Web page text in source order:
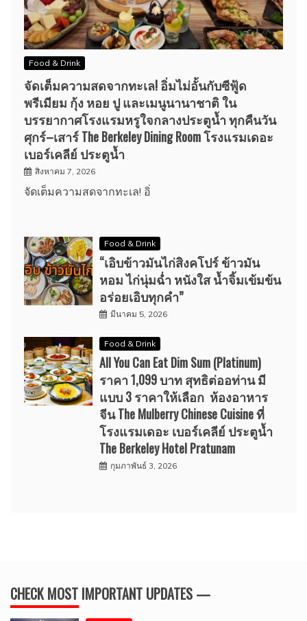
Food & Drink
จัดเต็มความสดจากทะเล! อิ่มไม่อั้นกับซีฟู้ด
พรีเมียม กุ้ง หอย ปู และเมนูนานาชาติ ใน
บรรยากาศโรงแรมหรูใจกลางประตูน้ำ ทุกคืนวัน
ศุกร์–เสาร์ The Berkeley Dining Room โรงแรมเดอะ
เบอร์เคลีย์ ประตูน้ำ
สิงหาคม 7, 2026
จัดเต็มความสดจากทะเล! อิ่
Food & Drink
“เอิบข้าวมันไก่สิงคโปร์ ข้าวมัน
หอม ไก่นุ่มฉ่ำ หนังใส น้ำจิ้มเข้มข้น
อร่อยเอิบทุกคำ”
มีนาคม 5, 2026
Food & Drink
All You Can Eat Dim Sum (Platinum)
ราคา 1,099 บาท สุทธิต่ออท่าน มี
แบบ 3 ราคาให้เลือก ห้องอาหาร
จีน The Mulberry Chinese Cuisine ที่
โรงแรมเดอะ เบอร์เคลีย์ ประตูน้ำ
The Berkeley Hotel Pratunam
กุมภาพันธ์ 3, 2026
CHECK MOST IMPORTANT UPDATES —